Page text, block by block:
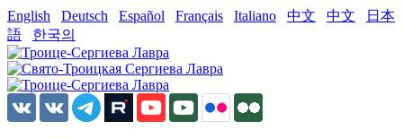
English Deutsch Español Français Italiano 中文 中文
日本
語
한국의